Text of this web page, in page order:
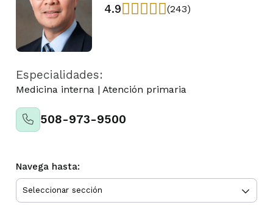
4.9 (243)
Especialidades:
Medicina interna | Atención primaria
508-973-9500
Navega hasta: